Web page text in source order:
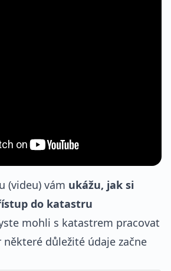
(videu) vám ukážu, jak si
do katastru
mohli s katastrem pracovat
důležité údaje začne